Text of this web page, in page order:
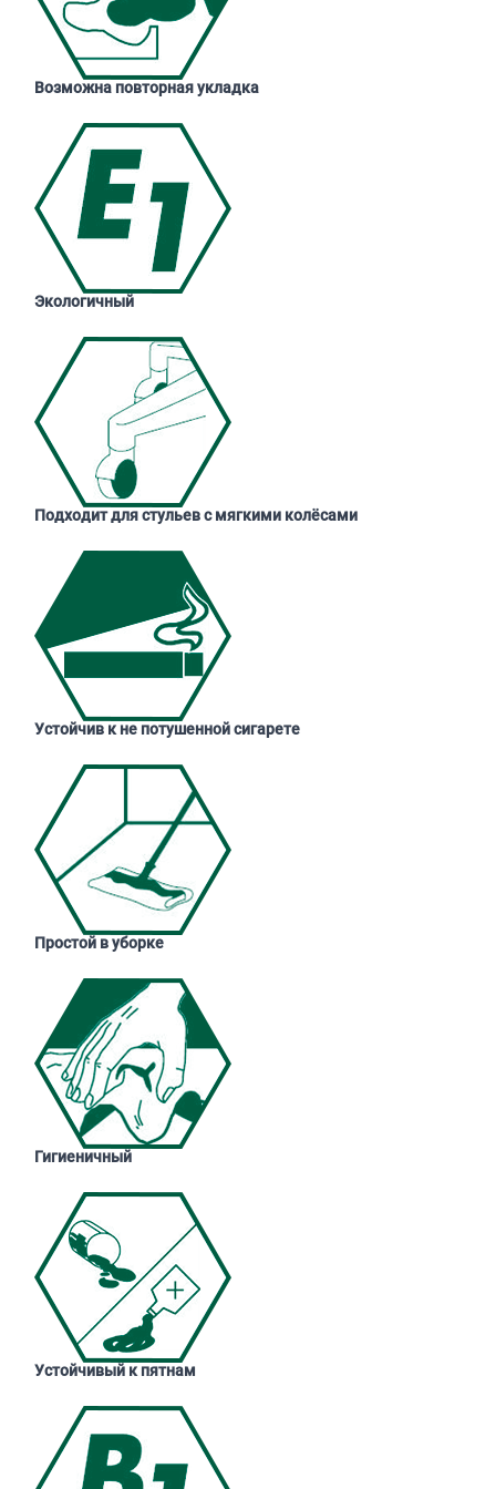
Возможна повторная укладка
Экологичный
Подходит для стульев с мягкими колёсами
Устойчив к не потушенной сигарете
Простой в уборке
Гигиеничный
Устойчивый к пятнам